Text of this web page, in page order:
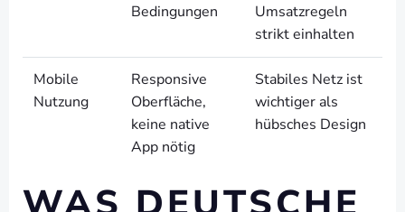
Bedingungen
Umsatzregeln
strikt einhalten
Mobile
Nutzung
Responsive
Oberfläche,
keine native
App nötig
Stabiles Netz ist
wichtiger als
hübsches Design